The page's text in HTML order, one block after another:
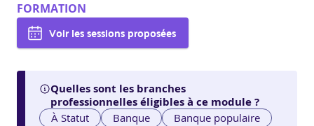
FORMATION
Voir les sessions proposées
Quelles sont les branches
professionnelles éligibles à ce module ?
À Statut Banque
Banque populaire